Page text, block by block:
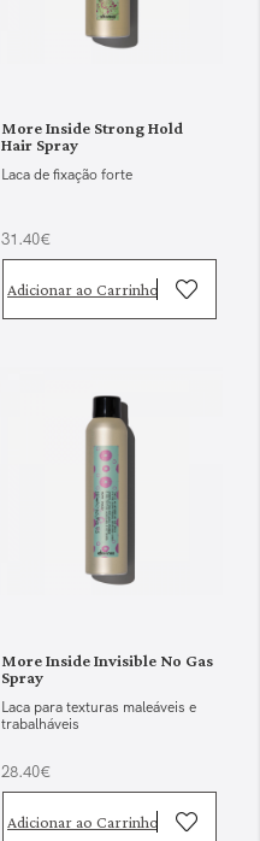
More Inside Strong Hold
Hair Spray
Laca de fixação forte
31.40€
Adicionar ao Carrinho
More Inside Invisible No Gas
Spray
Laca para texturas maleáveis e
trabalháveis
28.40€
Adicionar ao Carrinho